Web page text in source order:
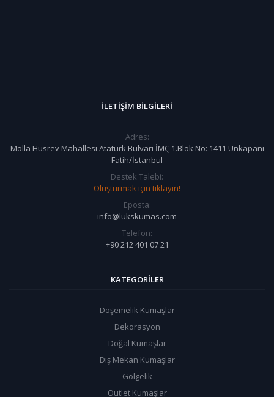
İLETIŞIM BILGILERI
Adres:
Molla Hüsrev Mahallesi Atatürk Bulvarı İMÇ 1.Blok No: 1411 Unkapanı
Fatih/İstanbul
Destek Talebi:
Oluşturmak için tıklayın!
Eposta:
info@lukskumas.com
Telefon:
+90 212 401 07 21
KATEGORILER
Döşemelik Kumaşlar
Dekorasyon
Doğal Kumaşlar
Dış Mekan Kumaşlar
Gölgelik
Outlet Kumaşlar